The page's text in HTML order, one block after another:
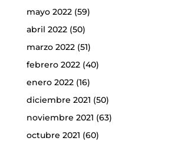
mayo 2022(59)
abril 2022(50)
marzo 2022(51)
febrero 2022(40)
enero 2022(16)
diciembre 2021 (50)
noviembre 2021 (63)
octubre 2021 (60)